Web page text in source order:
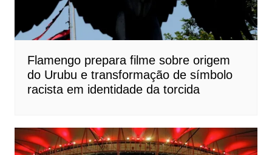
Flamengo prepara filme sobre origem
do Urubu e transformação de símbolo
racista em identidade da torcida